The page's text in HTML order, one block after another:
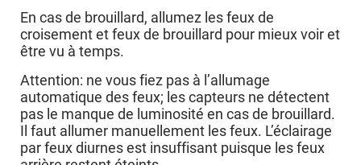
En cas de brouillard, allumez les feux de
croisement et feux de brouillard pour mieux voir et
être vu à temps.
Attention: ne vous fiez pas à l’allumage
automatique des feux; les capteurs ne détectent
pas le manque de luminosité en cas de brouillard.
Il faut allumer manuellement les feux. L’éclairage
par feux diurnes est insuffisant puisque les feux